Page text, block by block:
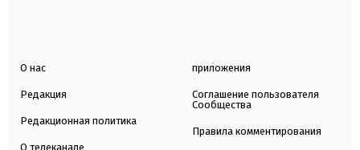
О нас
Редакция
Редакционная политика
О телеканале
приложения
Соглашение пользователя
Сообщества
Правила комментирования